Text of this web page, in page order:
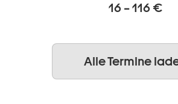
16 – 116 €
Alle Termine